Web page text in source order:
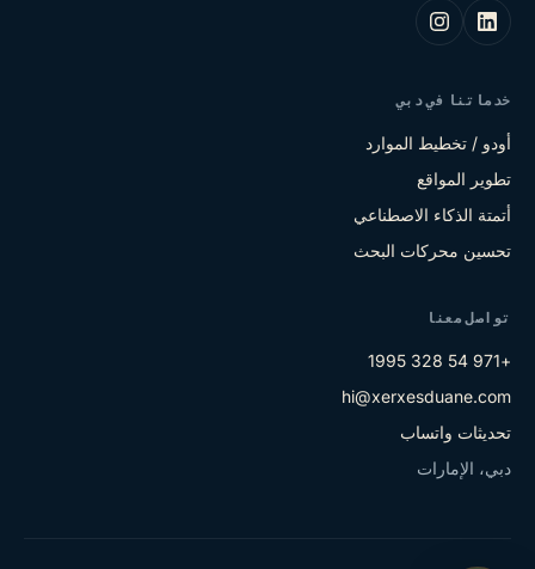
خدماتنا في دبي
أودو / تخطيط الموارد
تطوير المواقع
أتمتة الذكاء الاصطناعي
تحسين محركات البحث
تواصل معنا
+971 54 328 1995
hi@xerxesduane.com
تحديثات واتساب
دبي، الإمارات